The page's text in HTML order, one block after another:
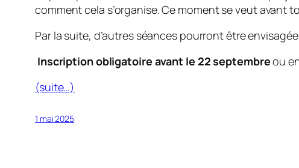
comment cela s’organise. Ce moment se veut avant
Par la suite, d’autres séances pourront être
Inscription obligatoire avant le 22 septembreou
(suite…)
1 mai 2025